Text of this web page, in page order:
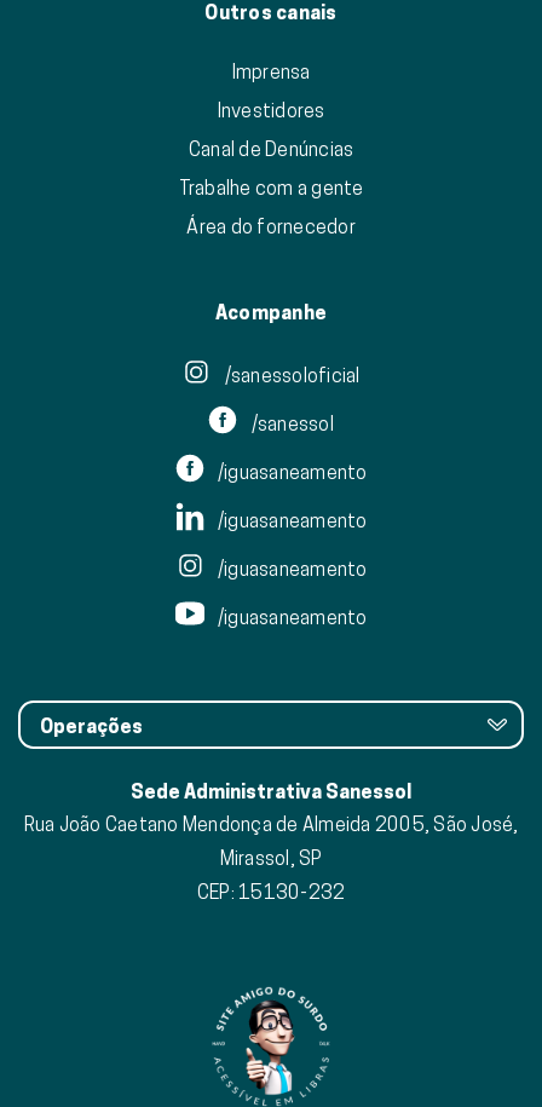
Outros canais
Imprensa
Investidores
Canal de Denúncias
Trabalhe com a gente
Área do fornecedor
Acompanhe
/sanessoloficial
/sanessol
/iguasaneamento
/iguasaneamento
/iguasaneamento
/iguasaneamento
Operações
Sede Administrativa Sanessol
Rua João Caetano Mendonça de Almeida 2005, São José,
Mirassol, SP
CEP: 15130-232